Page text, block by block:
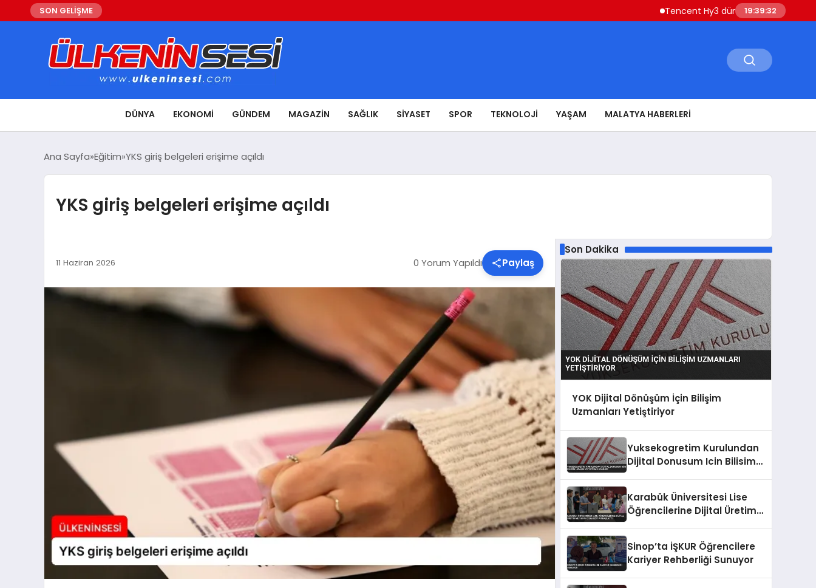
SON GELİŞME Tencent Hy3 dünya genelinde
19:39:32
DÜNYA EKONOMI GÜNDEM MAGAZIN SAĞLIK SIYASET SPOR TEKNOLOJI YAŞAM MALATYA HABERLERI
Ana Sayfa Eğitim YKS giriş belgeleri erişime açıldı
YKS giriş belgeleri erişime açıldı
11 Haziran 2026 0 Yorum Yapıldı Paylaş
Son Dakika
YOK Dijital Dönüşüm İçin Bilişim
Uzmanları Yetiştiriyor
Yuksekogretim Kurulundan
Dijital Donusum Icin Bilisim
Karabük Üniversitesi Lise
Öğrencilerine Dijital Üretim
Sinop’ta İŞKUR Öğrencilere
Kariyer Rehberliği Sunuyor